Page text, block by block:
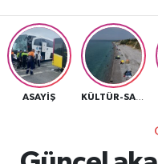
ASAYİŞ
Van Hava Durumu
VAN Namaz
Van Trafik
Süper Lig Puan